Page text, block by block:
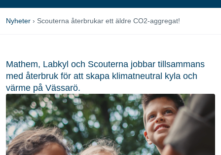
Nyheter › Scouterna återbrukar ett äldre CO2-aggregat!
Mathem, Labkyl och Scouterna jobbar tillsammans
med återbruk för att skapa klimatneutral kyla och
värme på Vässarö.